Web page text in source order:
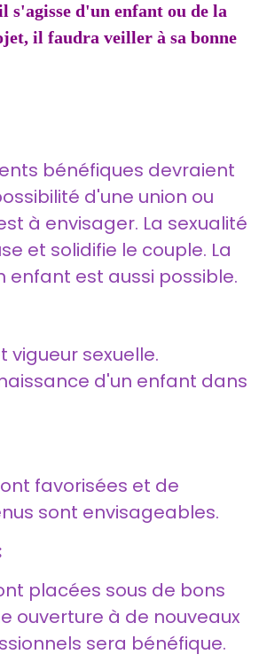
s'agisse d'un enfant ou de la
il faudra veiller à sa bonne
bénéfiques devraient
d'une union ou
à envisager. La sexualité
et solidifie le couple. La
enfant est aussi possible.
vigueur sexuelle.
d'un enfant dans
favorisées et de
sont envisageables.
placées sous de bons
ouverture à de nouveaux
sera bénéfique.